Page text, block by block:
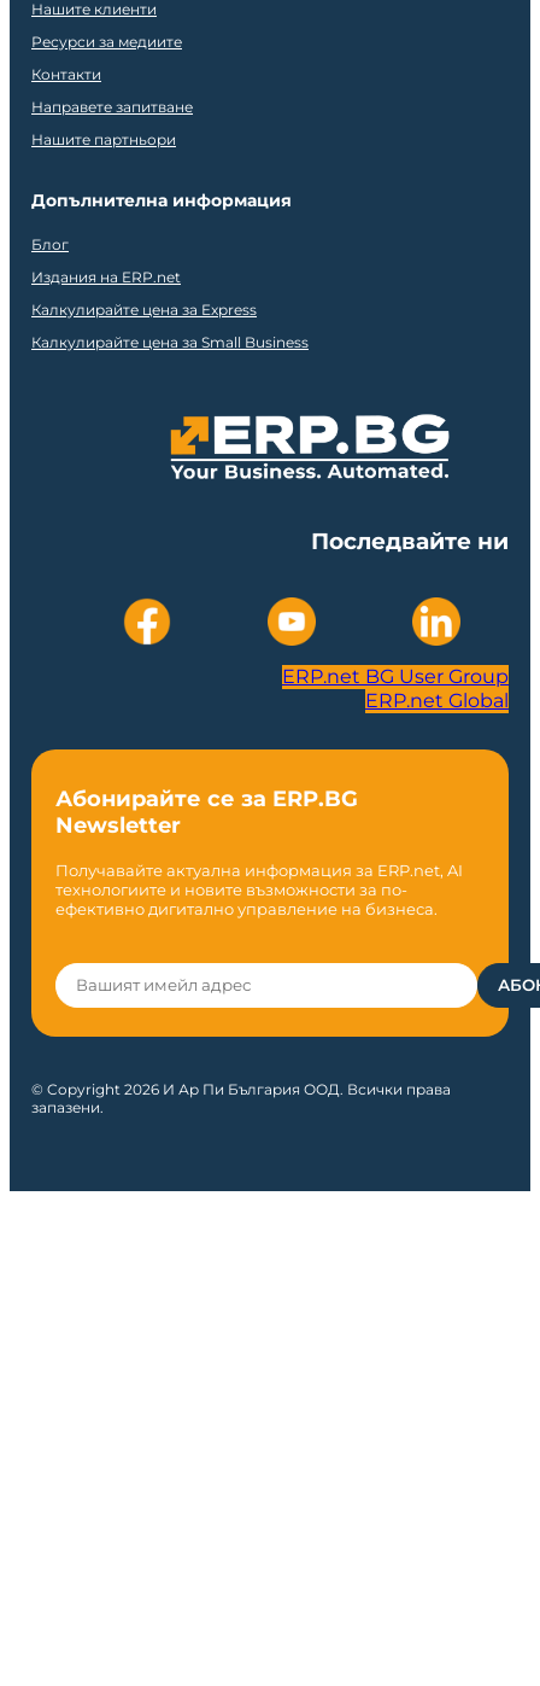
Нашите клиенти
Ресурси за медиите
Контакти
Направете запитване
Нашите партньори
Допълнителна информация
Блог
Издания на ERP.net
Калкулирайте цена за Express
Калкулирайте цена за Small Business
Последвайте ни
ERP.net BG User Group
ERP.net Global
Абонирайте се за ERP.BG
Newsletter
Получавайте актуална информация за ERP.net, AI
технологиите и новите възможности за по-
ефективно дигитално управление на бизнеса.
© Copyright 2026 И Ар Пи България ООД. Всички права
запазени.